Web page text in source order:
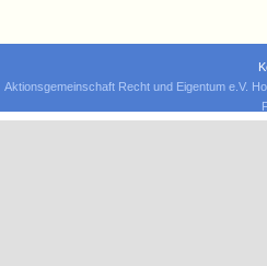
Aktionsgemeinschaft Recht und Eigentum e.V.